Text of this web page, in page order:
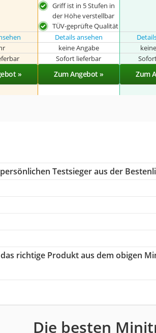
Griff ist in 5 Stufen in
der Höhe verstellbar
TÜV-geprüfte Qualität
Details ansehen
keine Angabe
Sofort lieferbar
» Zum Angebot » Zum
Testsieger aus der
das richtige Produkt aus dem obigen
Die besten